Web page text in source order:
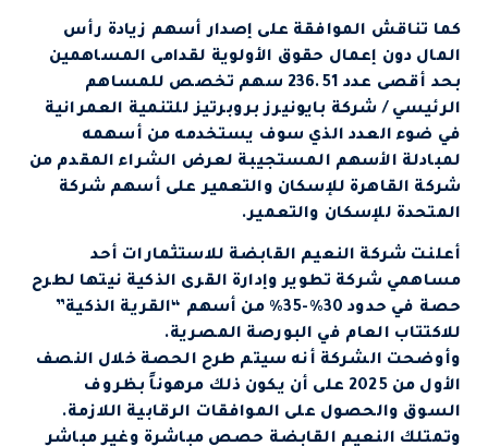
كما تناقش الموافقة على إصدار أسهم زيادة رأس
المال دون إعمال حقوق الأولوية لقدامى المساهمين
بحد أقصى عدد 236.51 سهم تخصص للمساهم
الرئيسي / شركة بايونيرز بروبرتيز للتنمية العمرانية
في ضوء العدد الذي سوف يستخدمه من أسهمه
لمبادلة الأسهم المستجيبة لعرض الشراء المقدم من
شركة القاهرة للإسكان والتعمير على أسهم شركة
المتحدة للإسكان والتعمير.
أعلنت شركة النعيم القابضة للاستثمارات أحد
مساهمي شركة تطوير وإدارة القرى الذكية نيتها لطرح
حصة في حدود 30%-35% من أسهم “القرية الذكية”
للاكتتاب العام في البورصة المصرية.
وأوضحت الشركة أنه سيتم طرح الحصة خلال النصف
الأول من 2025 على أن يكون ذلك مرهوناً بظروف
السوق والحصول على الموافقات الرقابية اللازمة.
وتمتلك النعيم القابضة حصص مباشرة وغير مباشر